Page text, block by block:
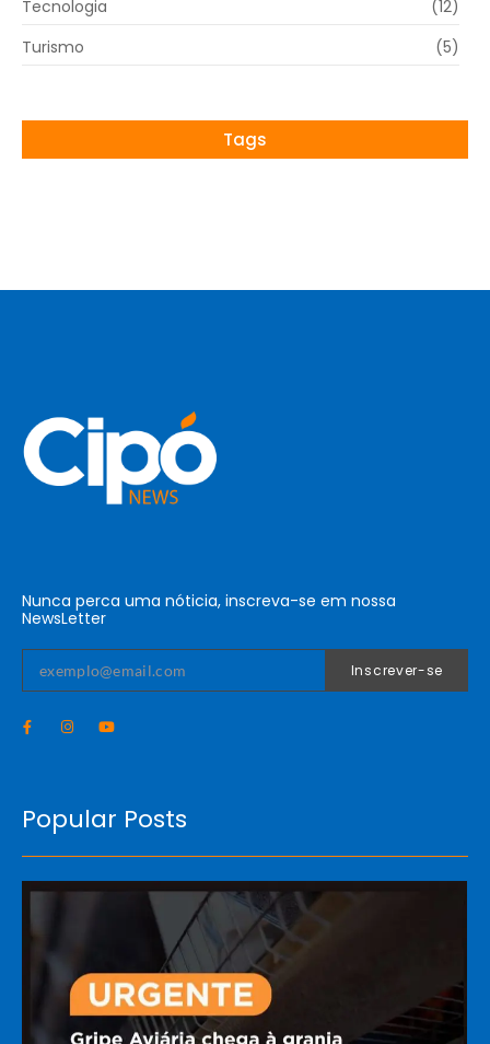
Tecnologia
(12)
Turismo
(5)
Tags
Nunca perca uma nóticia, inscreva-se em nossa
NewsLetter
Inscrever-se
Popular Posts